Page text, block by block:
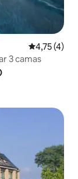
4,75 de
4,75 (4)
3 camas